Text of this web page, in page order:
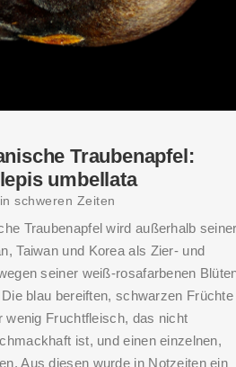
Traubenapfel:
umbellata
schweren Zeiten
Traubenapfel wird außerhalb
Taiwan und Korea als Zier- und
seiner weiß-rosafarbenen
blau bereiften, schwarzen Früchte
wenig Fruchtfleisch, das nicht
ist, und einen einzelnen,
Aus diesen wurde in Notzeiten ein